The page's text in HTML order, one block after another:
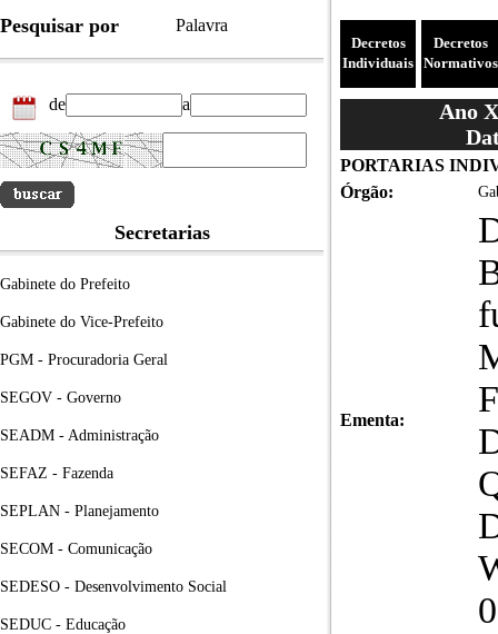
Pesquisar por Palavra
de a
Secretarias
Gabinete do Prefeito
Gabinete do Vice-Prefeito
PGM - Procuradoria Geral
SEGOV - Governo
SEADM - Administração
SEFAZ - Fazenda
SEPLAN - Planejamento
SECOM - Comunicação
SEDESO - Desenvolvimento Social
SEDUC - Educação
Decretos
Individuais
Decretos
Normativos
Ano
PORTARIAS
Órgão:
Ementa: